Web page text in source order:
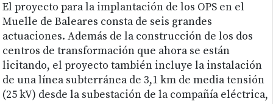
El proyecto para la implantación de los OPS en el
Muelle de Baleares consta de seis grandes
actuaciones. Además de la construcción de los dos
centros de transformación que ahora se están
licitando, el proyecto también incluye la instalación
de una línea subterránea de 3,1 km de media tensión
(25 kV) desde la subestación de la compañía eléctrica,